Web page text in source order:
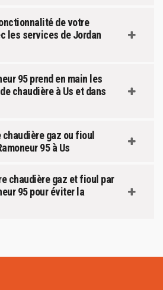
de votre
les services de Jordan
95 prend en main les
chaudière à Us et dans
gaz ou fioul
95 à Us
chaudière gaz et fioul par
95 pour éviter la